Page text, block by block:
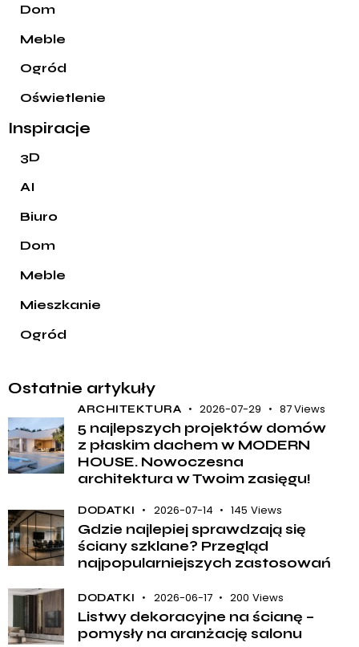
Dom
Meble
Ogród
Oświetlenie
Inspiracje
3D
AI
Biuro
Dom
Meble
Mieszkanie
Ogród
Ostatnie artykuły
ARCHITEKTURA 2026-07-29 87 Views
5 najlepszych projektów domów
z płaskim dachem w MODERN
HOUSE. Nowoczesna
architektura w Twoim zasięgu!
DODATKI 2026-07-14 145 Views
Gdzie najlepiej sprawdzają się
ściany szklane? Przegląd
najpopularniejszych zastosowań
DODATKI 2026-06-17 200 Views
Listwy dekoracyjne na ścianę –
pomysły na aranżację salonu